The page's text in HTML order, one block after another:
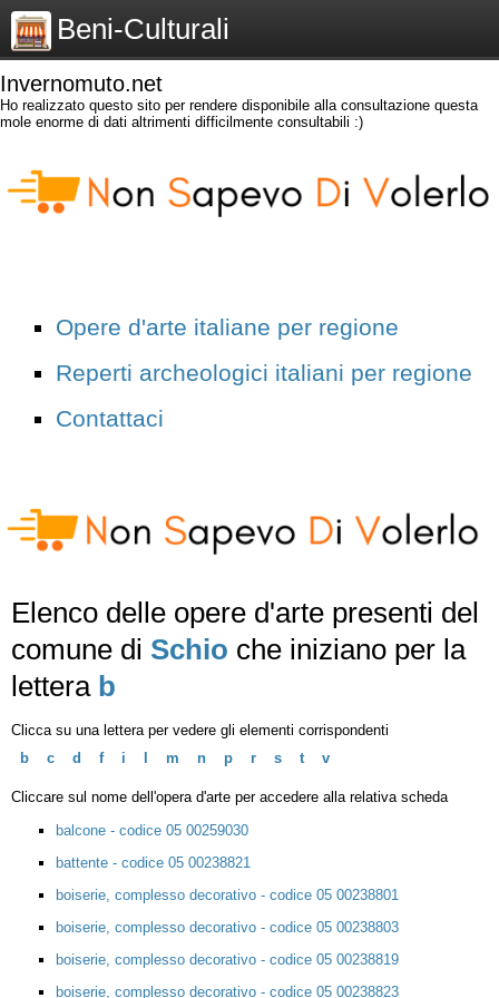
Beni-Culturali
Invernomuto.net
Ho realizzato questo sito per rendere disponibile alla consultazione questa
mole enorme di dati altrimenti difficilmente consultabili :)
Opere d'arte italiane per regione
Reperti archeologici italiani per regione
Contattaci
Elenco delle opere d'arte presenti del
comune di Schio che iniziano per la
lettera b
Clicca su una lettera per vedere gli elementi corrispondenti
b
c d f i m n p r s t v
Cliccare sul nome dell'opera d'arte per accedere alla relativa scheda
balcone - codice 05 00259030
battente - codice 05 00238821
boiserie, complesso decorativo - codice 05 00238801
boiserie, complesso decorativo - codice 05 00238803
boiserie, complesso decorativo - codice 05 00238819
boiserie, complesso decorativo - codice 05 00238823